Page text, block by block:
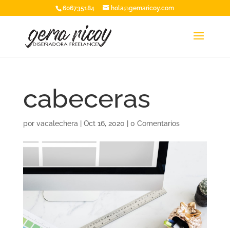
606735184 hola@gemaricoy.com
cabeceras
por vacalechera Oct 16, 2020 0 Comentarios